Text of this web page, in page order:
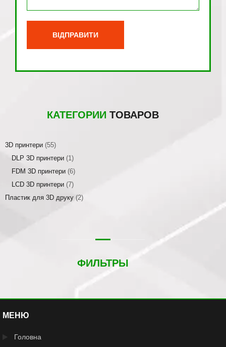
КАТЕГОРИИ ТОВАРОВ
3D принтери (55)
DLP 3D принтери (1)
FDM 3D принтери (6)
LCD 3D принтери (7)
Пластик для 3D друку (2)
ФИЛЬТРЫ
МЕНЮ
Головна